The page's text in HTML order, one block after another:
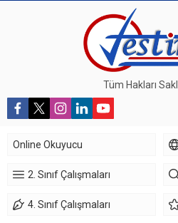
Tüm Hakları
Online Okuyucu
2. Sınıf Çalışmaları
4. Sınıf Çalışmaları